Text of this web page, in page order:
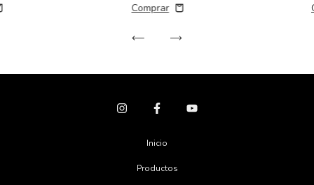
Inicio
Productos